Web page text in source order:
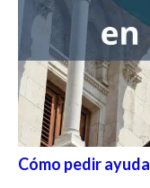
Cómo pedir